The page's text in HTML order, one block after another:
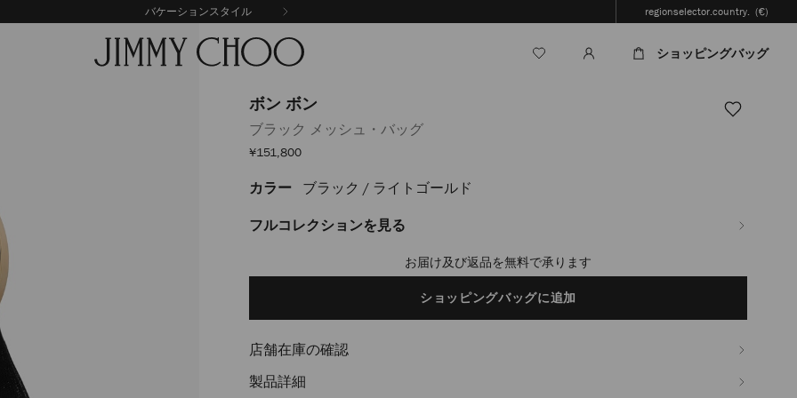
バケーションスタイル regionselector.country. (€)
ショッピングバッグ
ボン ボン
ブラック メッシュ・バッグ
セ
価
¥151,800
https://www.jimmychoo.jp/ja/%E3%83%AC%E3%83%87%E3%82%A3%E3%83%BC%E3%82%B9/
J000176972001.html
カラー
ブラック / ライトゴールド
フルコレクションを見る
to
Delivery estimated in 2-4 working days based on your location
ショッピングバッグに追加
店舗在庫の確認
製品詳細